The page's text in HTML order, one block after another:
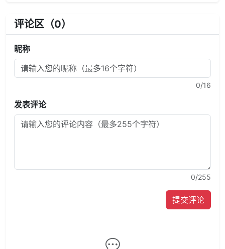
评论区（0）
昵称
0/16
发表评论
0/255
提交评论